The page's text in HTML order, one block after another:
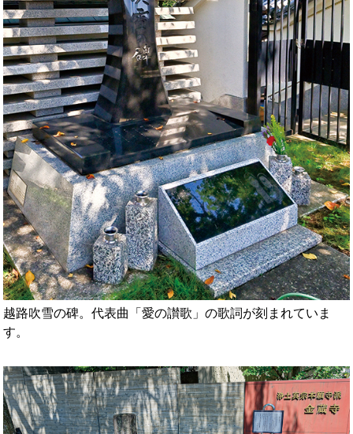
越路吹雪の碑。代表曲「愛の讃歌」の歌詞が刻まれていま
す。